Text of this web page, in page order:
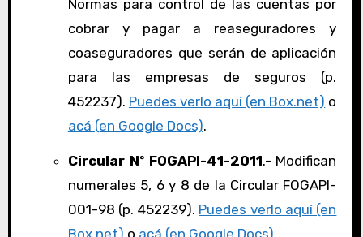
Normas para control de las cuentas por
cobrar y pagar a reaseguradores y
coaseguradores que serán de aplicación
para las empresas de seguros (p.
452237). Puedes verlo aquí (en Box.net) o
acá (en Google Docs).
Circular Nº FOGAPI-41-2011.- Modifican
numerales 5, 6 y 8 de la Circular FOGAPI-
001-98 (p. 452239). Puedes verlo aquí (en